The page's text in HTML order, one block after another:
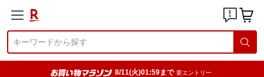
8/11(火)01:59まで 要エントリー